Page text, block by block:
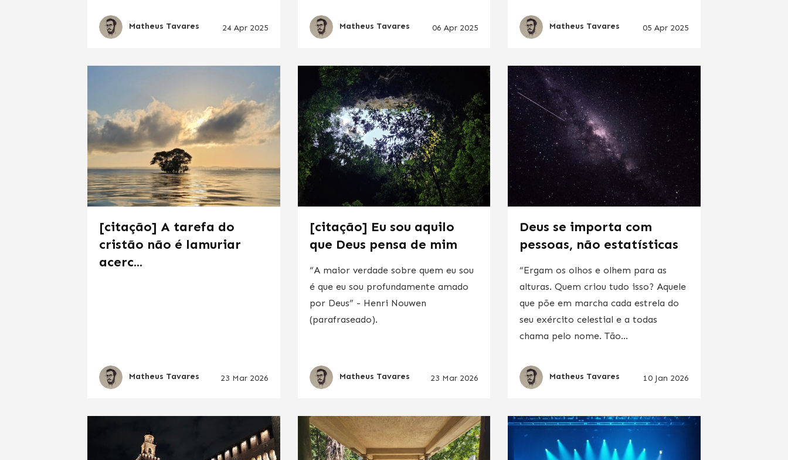
Matheus Tavares 24 Apr 2025 Matheus Tavares 06 Apr 2025 Matheus Tavares 05 Apr 2025
[citação] A tarefa do
cristão não é lamuriar
acerc...
Matheus Tavares 23 Mar 2026
[citação] Eu sou aquilo
que Deus pensa de mim
“A maior verdade sobre quem eu sou
é que eu sou profundamente amado
por Deus” - Henri Nouwen
(parafraseado).
Matheus Tavares 23 Mar 2026
Deus se importa com
pessoas, não estatísticas
“Ergam os olhos e olhem para as
alturas. Quem criou tudo isso? Aquele
que põe em marcha cada estrela do
seu exército celestial e a todas
chama pelo nome. Tão...
Matheus Tavares 10 Jan 2026